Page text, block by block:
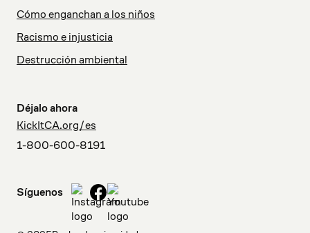
Cómo enganchan a los niños
Racismo e injusticia
Destrucción ambiental
Déjalo ahora
KickItCA.org/es
1-800-600-8191
Síguenos